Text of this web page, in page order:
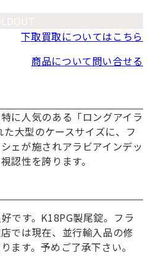
下取買取についてはこちら
商品について問い合せる
買い物を続ける
カートへ進む
に人気のある「ロングアイラ
大型のケースサイズに、フ
ェが施されアラビアインデッ
認性を誇ります。
です。K18PG製尾錠。フラ
では現在、並行輸入品の修
ます。予めご了承下さい。